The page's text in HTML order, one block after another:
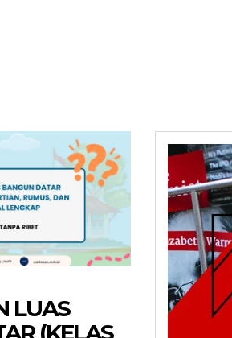
LUAS
(KELAS